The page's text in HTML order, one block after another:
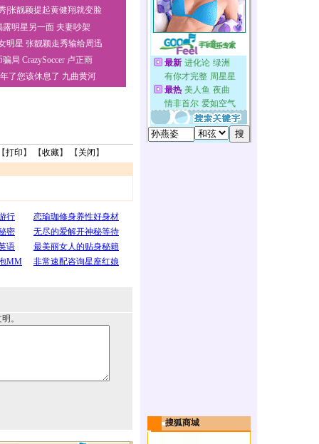
张靓颖提起黄健翔就变脸
露明星另一面 夫妻吵架
明星 张靓颖走秀输给周迅
骗局 CrazySoccer 卢正雨
了您该休息了 九曲黄河
打印 】 【收藏】 【 关闭 】
。
搜狐商城